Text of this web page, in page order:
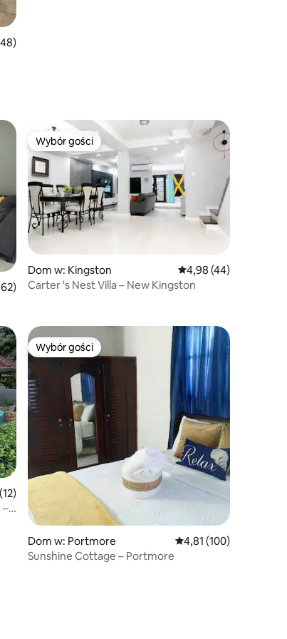
4,84 na 5, liczba recenzji: 148
ocena: 4,82 na 5, liczba recenzji: 62
Wybór gości
Wybór gości
Dom w: Kingston Średnia ocena: 4,98
4,98 (44)
Carter 's Nest Villa – New Kingston
ocena: 5 na 5, liczba recenzji: 12
–
Wybór gości
Wybór gości
Dom w: Portmore Średnia ocena: 4,81
4,81 (100)
Sunshine Cottage – Portmore